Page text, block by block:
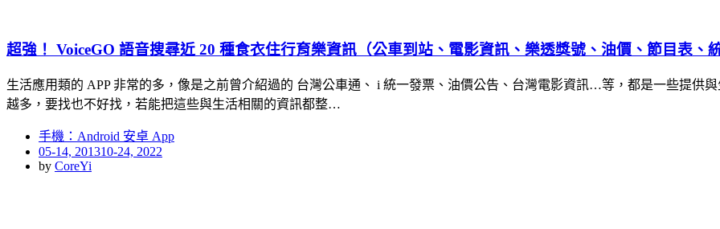
超強！ VoiceGO 語音搜尋近 20 種食衣住行育樂資訊（公車到站、電影資訊、樂透獎號、油價、節目表、
生活應用類的 APP 非常的多，像是之前曾介紹過的 台灣公車通、 i 統一發票、油價公告、台灣電影資訊…等，都是一些提供
越多，要找也不好找，若能把這些與生活相關的資訊都整…
手機：Android 安卓 App
Posted
on
05-14, 201310-24, 2022
by CoreYi